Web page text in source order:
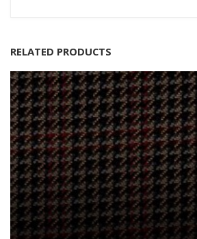
RELATED PRODUCTS